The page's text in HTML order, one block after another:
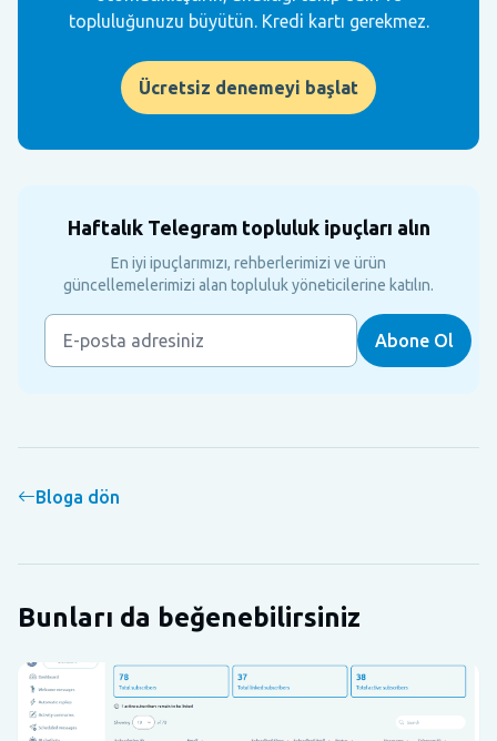
topluluğunuzu büyütün. Kredi kartı gerekmez.
Ücretsiz denemeyi başlat
Haftalık Telegram topluluk ipuçları alın
En iyi ipuçlarımızı, rehberlerimizi ve ürün
güncellemelerimizi alan topluluk yöneticilerine katılın.
Bloga dön
Bunları da beğenebilirsiniz